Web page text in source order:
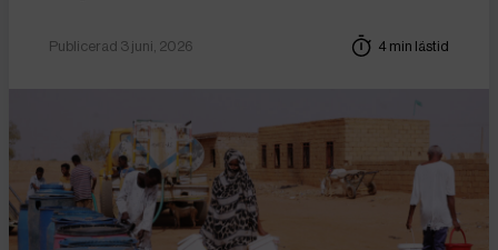
Publicerad 3 juni, 2026 4 min lästid